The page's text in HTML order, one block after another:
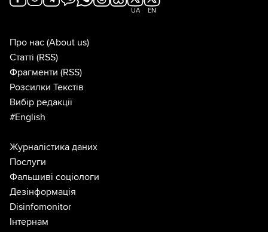
UA EN
Про нас (About us)
Статті (RSS)
Фрагменти (RSS)
Розсилки Текстів
Вибір редакції
#English
Журналістика даних
Послуги
Фальшиві соціологи
Дезінформація
Disinfomonitor
Інтернам